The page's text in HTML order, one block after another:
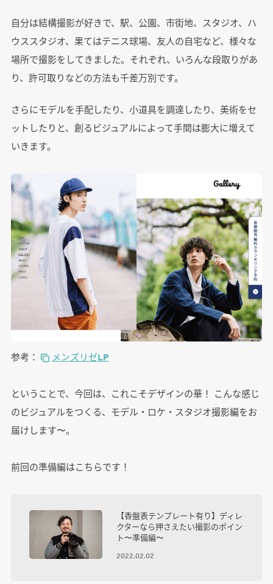
自分は結構撮影が好きで、駅、公園、市街地、スタジオ、ハ
ウススタジオ、果てはテニス球場、友人の自宅など、様々な
場所で撮影をしてきました。それぞれ、いろんな段取りがあ
り、許可取りなどの方法も千差万別です。
さらにモデルを手配したり、小道具を調達したり、美術をセ
ットしたりと、創るビジュアルによって手間は膨大に増えて
いきます。
参考： メンズリゼLP
ということで、今回は、これこそデザインの華！ こんな感じ
のビジュアルをつくる、モデル・ロケ・スタジオ撮影編をお
届けします〜。
前回の準備編はこちらです！
【香盤表テンプレート有り】ディレ
クターなら押さえたい撮影のポイン
ト〜準備編〜
2022.02.02